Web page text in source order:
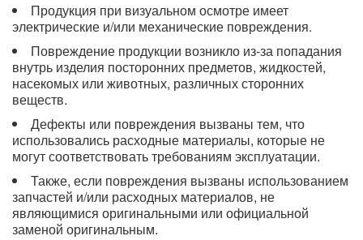
Продукция при визуальном осмотре имеет
электрические и/или механические повреждения.
Повреждение продукции возникло из-за попадания
внутрь изделия посторонних предметов, жидкостей,
насекомых или животных, различных сторонних
веществ.
Дефекты или повреждения вызваны тем, что
использовались расходные материалы, которые не
могут соответствовать требованиям эксплуатации.
Также, если повреждения вызваны использованием
запчастей и/или расходных материалов, не
являющимися оригинальными или официальной
заменой оригинальным.